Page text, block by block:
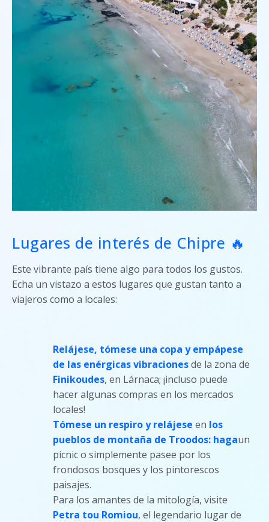
Lugares de interés de Chipre 🔥
Este vibrante país tiene algo para todos los gustos.
Echa un vistazo a estos lugares que gustan tanto a
viajeros como a locales:
Relájese, tómese una copa y empápese
de las enérgicas vibracionesde la zona de
Finikoudes, en Lárnaca; ¡incluso puede
hacer algunas compras en los mercados
locales!
Tómese un respiro y relájese en los
pueblos de montaña de Troodos: hagaun
picnic o simplemente pasee por los
frondosos bosques y los pintorescos
paisajes.
Para los amantes de la mitología, visite
Petra tou Romiou, el legendario lugar de